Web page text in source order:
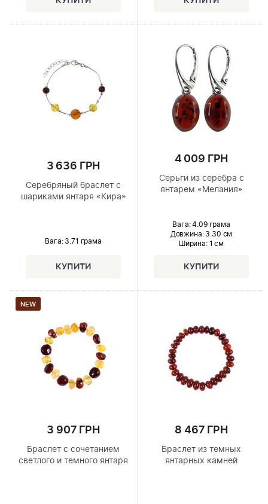
3 636 ГРН
Серебряный браслет с
шариками янтаря «Кира»
Вага: 3.71 грама
4 009 ГРН
Серьги из серебра с
янтарем «Мелания»
Вага: 4.09 грама
Довжина:3.30 см
Ширина: 1 см
NEW
3 907 ГРН
Браслет с сочетанием
светлого и темного янтаря
8 467 ГРН
Браслет из темных
янтарных камней